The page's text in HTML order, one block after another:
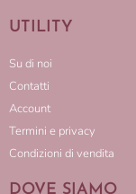
UTILITY
Su di noi
Contatti
Account
Termini e privacy
Condizioni di vendita
DOVE SIAMO